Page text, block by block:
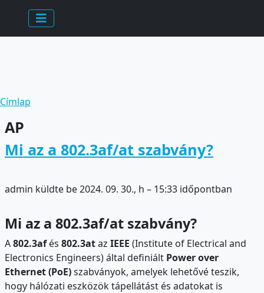
Ugrás a tartalomra
Morzsa
Címlap
AP
Mi az a 802.3af/at szabvány?
admin küldte be2024. 09. 30., h – 15:33 időpontban
Mi az a 802.3af/at szabvány?
A802.3afés 802.3ataz IEEE (Institute of Electrical and
Electronics Engineers) által definiált Power over
Ethernet (PoE)szabványok, amelyek lehetővé teszik,
hogy hálózati eszközök tápellátást és adatokat is